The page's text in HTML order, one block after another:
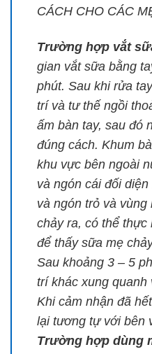
CÁCH CHO CÁC
Trường hợp vắt
gian vắt sữa bằng
phút. Sau khi rửa
trí và tư thế ngồi
ấm bàn tay, sau đó
đúng cách. Khum
khu vực bên ngoài
và ngón cái đối
và ngón trỏ và
chảy ra, có thể thực
để thấy sữa mẹ
Sau khoảng 3 – 5
trí khác xung quanh
Khi cảm nhận đã
lại tương tự với bên
Trường hợp dùng